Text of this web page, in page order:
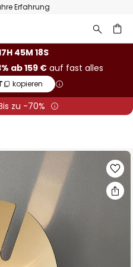
Erfahrung
45M 18S
ab 159 €auf fast alles
kopieren
zu -70%